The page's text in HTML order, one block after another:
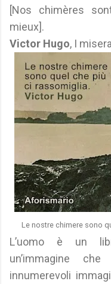
[Nos chimères
mieux].
Victor Hugo, I
Le nostre chimere sono
L’uomo è un
un’immagine
innumerevoli